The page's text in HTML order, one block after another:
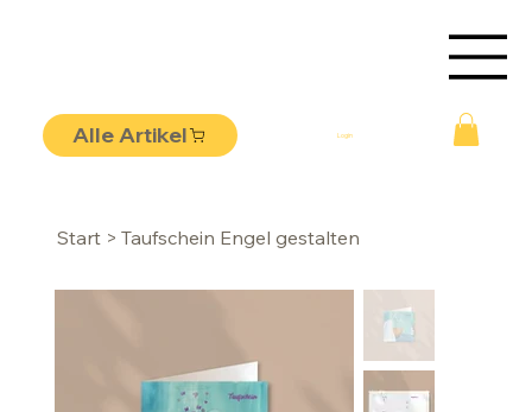
Alle Artikel Login
Start > Taufschein Engel gestalten